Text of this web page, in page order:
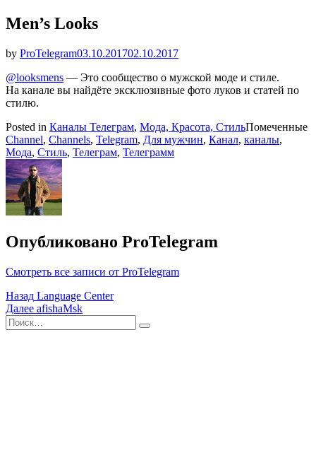
Men’s Looks
by ProTelegramОпубликовано
03.10.201702.10.2017
@looksmens — Это сообщество о мужской моде и стиле.
На канале вы найдёте эксклюзивные фото луков и статей по
стилю.
Posted in Каналы Телеграм, Мода, Красота, СтильПомеченные
Channel, Channels, Telegram, Для мужчин, Канал, каналы,
Мода, Стиль, Телеграм, Телеграмм
Опубликовано ProTelegram
Смотреть все записи от ProTelegram
Навигация
по
записям
Назад Language Center
Далее afishaMsk
Поиск
Найти